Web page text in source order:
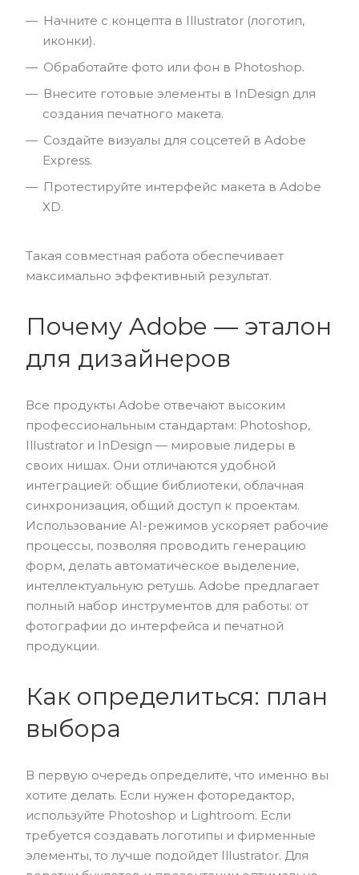
Начните с концепта в Illustrator (логотип,
иконки).
Обработайте фото или фон в Photoshop.
Внесите готовые элементы в InDesign для
создания печатного макета.
Создайте визуалы для соцсетей в Adobe
Express.
Протестируйте интерфейс макета в Adobe
XD.
Такая совместная работа обеспечивает
максимально эффективный результат.
Почему Adobe — эталон
для дизайнеров
Все продукты Adobe отвечают высоким
профессиональным стандартам: Photoshop,
Illustrator и InDesign — мировые лидеры в
своих нишах. Они отличаются удобной
интеграцией: общие библиотеки, облачная
синхронизация, общий доступ к проектам.
Использование AI-режимов ускоряет рабочие
процессы, позволяя проводить генерацию
форм, делать автоматическое выделение,
интеллектуальную ретушь. Adobe предлагает
полный набор инструментов для работы: от
фотографии до интерфейса и печатной
продукции.
Как определиться: план
выбора
В первую очередь определите, что именно вы
хотите делать. Если нужен фоторедактор,
используйте Photoshop и Lightroom. Если
требуется создавать логотипы и фирменные
элементы, то лучше подойдет Illustrator. Для